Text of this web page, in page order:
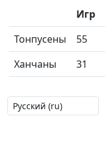
Игр
Тонпусены
55
Ханчаны
31